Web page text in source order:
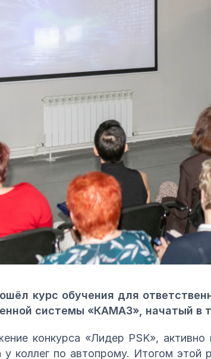
курс обучения для
системы «КАМАЗ», начатый в
конкурса «Лидер PSK»,
у коллег по автопрому. Итогом